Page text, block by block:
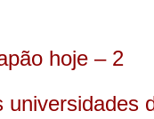
hoje – 2